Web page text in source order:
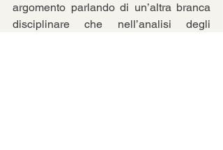
argomento parlando di un’altra branca
disciplinare che nell’analisi degli